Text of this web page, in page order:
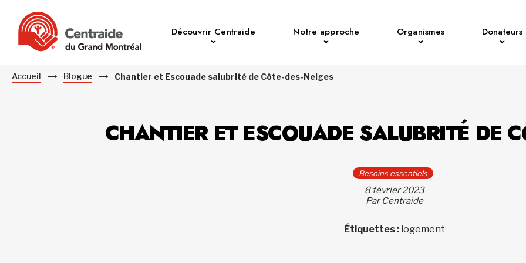
Découvrir Centraide Notre approche Organismes Donateurs
Accueil Blogue Chantier et Escouade salubrité de Côte-des-Neiges
CHANTIER ET ESCOUADE SALUBRITÉ DE
Besoins essentiels
8 février 2023
Par Centraide
Étiquettes : logement